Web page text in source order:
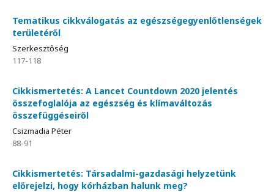
Tematikus cikkválogatás az egészségegyenlőtlenségek
területéről
Szerkesztőség
117-118
Cikkismertetés: A Lancet Countdown 2020 jelentés
összefoglalója az egészség és klímaváltozás
összefüggéseiről
Csizmadia Péter
88-91
Cikkismertetés: Társadalmi-gazdasági helyzetünk
előrejelzi, hogy kórházban halunk meg?